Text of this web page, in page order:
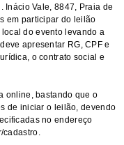
Inácio Vale, 8847, Praia de
em participar do leilão
do evento levando a
apresentar RG, CPF e
o contrato social e
online, bastando que o
de iniciar o leilão, devendo
no endereço
cadastro.